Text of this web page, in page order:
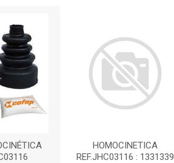
HOMOCINETICA
REF.JHC03116 : 1331339